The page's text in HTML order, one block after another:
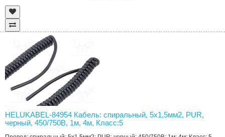
HELUKABEL-84954 Кабель: спиральный, 5x1,5мм2, PUR,
черный, 450/750В, 1м, 4м, Класс:5